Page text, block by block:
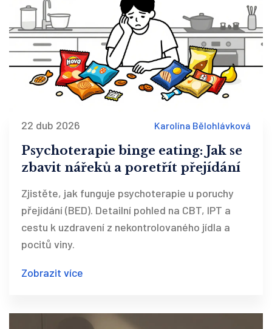
22 dub 2026 Karolína Bělohlávková
Psychoterapie binge eating: Jak se
zbavit nářeků a poretřít přejídání
Zjistěte, jak funguje psychoterapie u poruchy
přejídání (BED). Detailní pohled na CBT, IPT a
cestu k uzdravení z nekontrolovaného jídla a
pocitů viny.
Zobrazit více